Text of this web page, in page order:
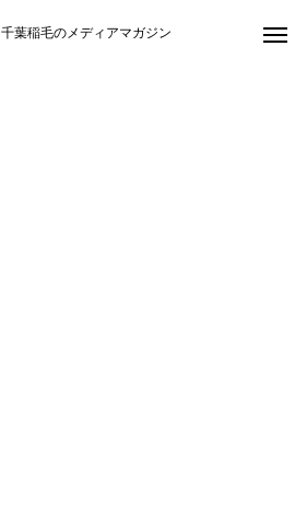
千葉稲毛のメディアマガジン